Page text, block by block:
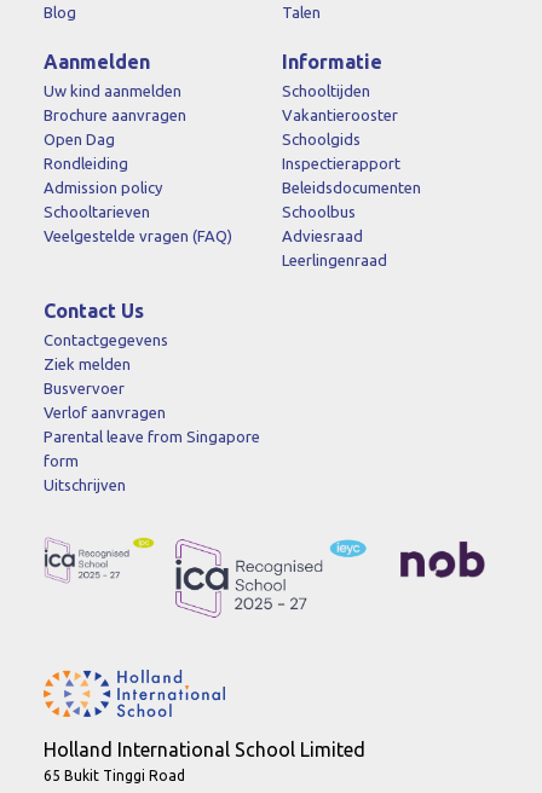
Blog
Talen
Aanmelden
Uw kind aanmelden
Brochure aanvragen
Open Dag
Rondleiding
Admission policy
Schooltarieven
Veelgestelde vragen (FAQ)
Informatie
Schooltijden
Vakantierooster
Schoolgids
Inspectierapport
Beleidsdocumenten
Schoolbus
Adviesraad
Leerlingenraad
Contact Us
Contactgegevens
Ziek melden
Busvervoer
Verlof aanvragen
Parental leave from Singapore
form
Uitschrijven
Holland International School Limited
65 Bukit Tinggi Road